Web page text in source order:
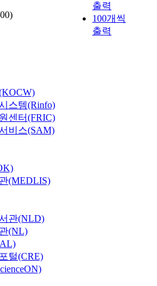
출력
100개씩
출력
스템(Rinfo)
센터(FRIC)
비스(SAM)
(MEDLIS)
관(NLD)
(NL)
털(CRE)